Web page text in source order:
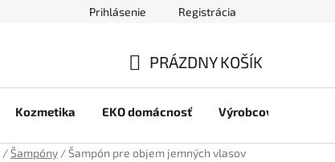
Prihlásenie Registrácia
KOŠÍK
PRÁZDNY KOŠÍK
Kozmetika EKO domácnosť Výrobcovia
/Šampóny /Šampón pre objem jemných vlasov